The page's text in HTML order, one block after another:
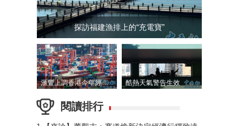
探訪福建漁排上的“充電寶”
滙豐上調香港今年經濟增長預測至4.5% 酷熱天氣警告生效 本港高溫持續至下周
閱讀排行